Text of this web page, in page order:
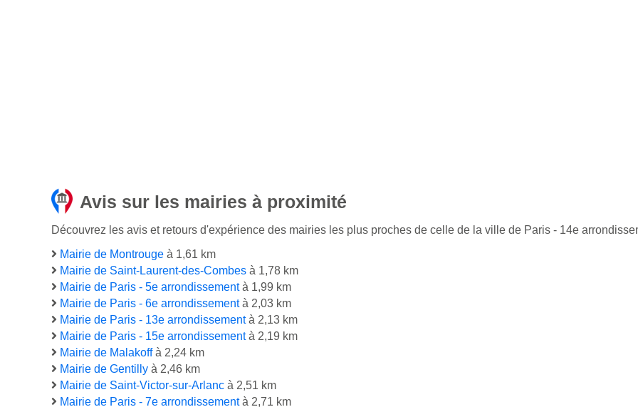
Avis sur les mairies à proximité
Découvrez les avis et retours d'expérience des mairies les plus proches de celle de la ville de Paris - 14e
Mairie de Montrouge à 1,61 km
Mairie de Saint-Laurent-des-Combes à 1,78 km
Mairie de Paris - 5e arrondissementà 1,99 km
Mairie de Paris - 6e arrondissementà 2,03 km
Mairie de Paris - 13e arrondissementà 2,13 km
Mairie de Paris - 15e arrondissementà 2,19 km
Mairie de Malakoffà 2,24 km
Mairie de Gentilly à 2,46 km
Mairie de Saint-Victor-sur-Arlanc à 2,51 km
Mairie de Paris - 7e arrondissementà 2,71 km